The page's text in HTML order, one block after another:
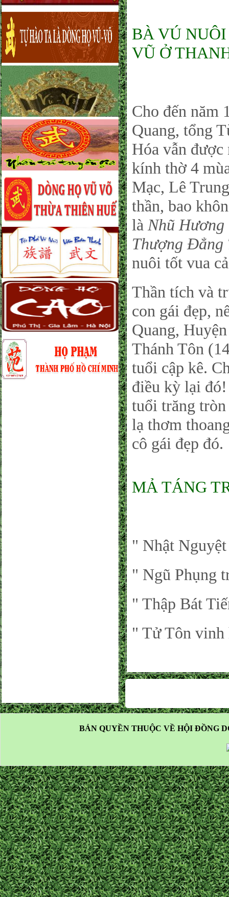
BÀ VÚ
VŨ Ở
Cho đến năm
Quang, tổng
Hóa vẫn được
kính thờ 4
Mạc, Lê
thần, bao
là Nhũ
Thượng Đẳng
nuôi tốt vua
Thần tích và
con gái đẹp,
Quang,
Thánh Tôn
tuổi cập kê.
điều kỳ lại
tuổi trăng
lạ thơm
cô gái đẹp đó.
MẢ TÁNG
" Nhật
" Ngũ Phụng
" Thập Bát
" Tử Tôn vinh
BẢN QUYỀN THUỘC VỀ HỘI ĐỒNG